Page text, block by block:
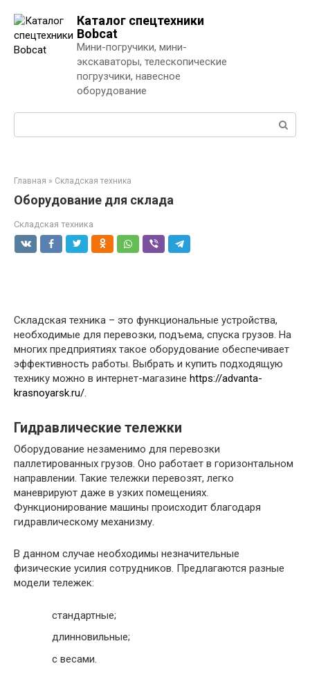
контенту
Каталог спецтехники
Bobcat
Мини-погручики, мини-
экскаваторы, телескопические
погрузчики, навесное
оборудование
Главная » Складская техника
Оборудование для склада
Складская техника
Складская техника – это функциональные устройства,
необходимые для перевозки, подъема, спуска грузов. На
многих предприятиях такое оборудование обеспечивает
эффективность работы. Выбрать и купить подходящую
технику можно в интернет-магазине https://advanta-
krasnoyarsk.ru/.
Гидравлические тележки
Оборудование незаменимо для перевозки
паллетированных грузов. Оно работает в горизонтальном
направлении. Такие тележки перевозят, легко
маневрируют даже в узких помещениях.
Функционирование машины происходит благодаря
гидравлическому механизму.
В данном случае необходимы незначительные
физические усилия сотрудников. Предлагаются разные
модели тележек:
стандартные;
длинновильные;
с весами.